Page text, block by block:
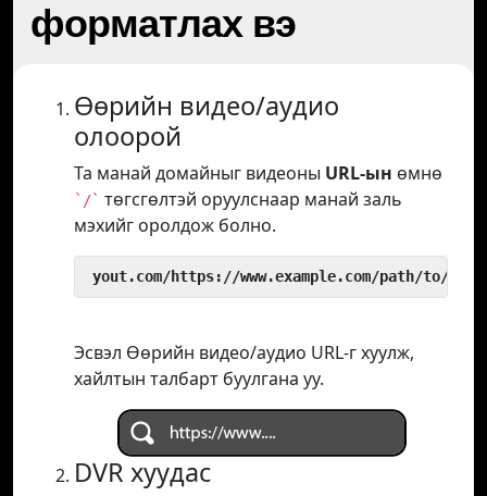
форматлах вэ
Өөрийн видео/аудио
олоорой
Та манай домайныг видеоны URL-ын өмнө
`/` төгсгөлтэй оруулснаар манай заль
мэхийг оролдож болно.
yout.com/https://www.example.com/path/to/
Эсвэл Өөрийн видео/аудио URL-г хуулж,
хайлтын талбарт буулгана уу.
DVR хуудас